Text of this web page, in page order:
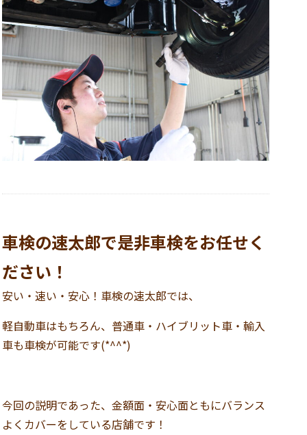
車検の速太郎で是非車検をお任せく
ださい！
安い・速い・安心！車検の速太郎では、
軽自動車はもちろん、普通車・ハイブリット車・輸入
車も車検が可能です(*^^*)
今回の説明であった、金額面・安心面ともにバランス
よくカバーをしている店舗です！